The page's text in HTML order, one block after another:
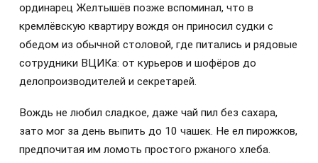
ординарец Желтышёв позже вспоминал, что в
кремлёвскую квартиру вождя он приносил судки с
обедом из обычной столовой, где питались и рядовые
сотрудники ВЦИКа: от курьеров и шофёров до
делопроизводителей и секретарей.
Вождь не любил сладкое, даже чай пил без сахара,
зато мог за день выпить до 10 чашек. Не ел пирожков,
предпочитая им ломоть простого ржаного хлеба.